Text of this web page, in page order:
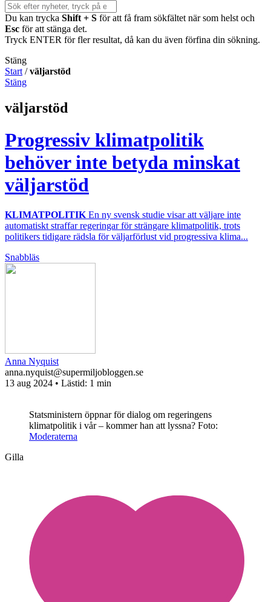
Du kan trycka Shift + S för att få fram sökfältet när som helst och
Esc för att stänga det.
Tryck ENTER för fler resultat, då kan du även förfina din sökning.
Stäng
Start /väljarstöd
Stäng
väljarstöd
Progressiv klimatpolitik
behöver inte betyda minskat
väljarstöd
KLIMATPOLITIK En ny svensk studie visar att väljare inte
automatiskt straffar regeringar för strängare klimatpolitik, trots
politikers tidigare rädsla för väljarförlust vid progressiva klima...
Snabbläs
Anna Nyquist
anna.nyquist@supermiljobloggen.se
13 aug 2024 • Lästid: 1 min
Statsministern öppnar för dialog om regeringens
klimatpolitik i vår – kommer han att lyssna? Foto:
Moderaterna
Gilla